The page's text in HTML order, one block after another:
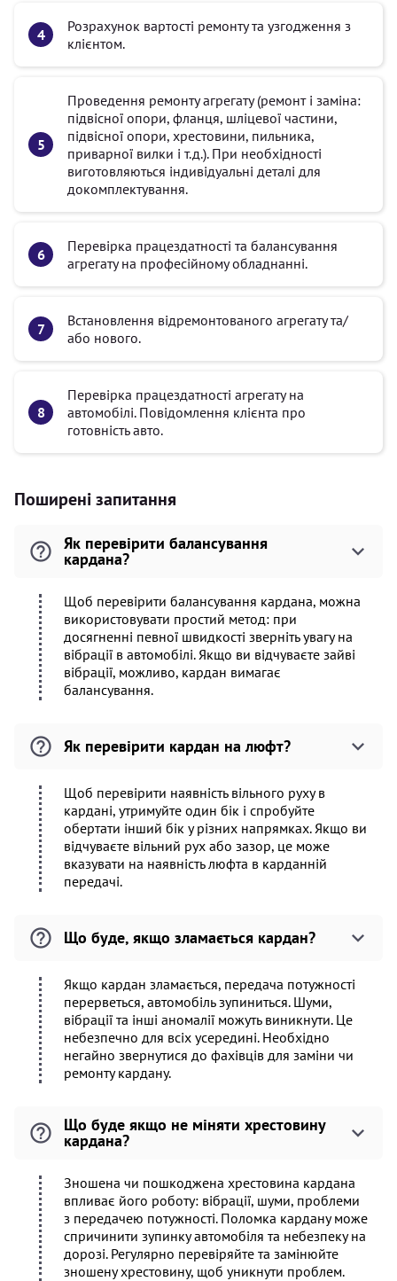
Розрахунок вартості ремонту та узгодження з
клієнтом.
Проведення ремонту агрегату (ремонт і заміна:
підвісної опори, фланця, шліцевої частини,
підвісної опори, хрестовини, пильника,
приварної вилки і т.д.). При необхідності
виготовляються індивідуальні деталі для
докомплектування.
Перевірка працездатності та балансування
агрегату на професійному обладнанні.
Встановлення відремонтованого агрегату та/
або нового.
Перевірка працездатності агрегату на
автомобілі. Повідомлення клієнта про
готовність авто.
Поширені запитання
Як перевірити балансування
кардана?
Щоб перевірити балансування кардана, можна
використовувати простий метод: при
досягненні певної швидкості зверніть увагу на
вібрації в автомобілі. Якщо ви відчуваєте зайві
вібрації, можливо, кардан вимагає
балансування.
Як перевірити кардан на люфт?
Щоб перевірити наявність вільного руху в
кардані, утримуйте один бік і спробуйте
обертати інший бік у різних напрямках. Якщо ви
відчуваєте вільний рух або зазор, це може
вказувати на наявність люфта в карданній
передачі.
Що буде, якщо зламається кардан?
Якщо кардан зламається, передача потужності
перерветься, автомобіль зупиниться. Шуми,
вібрації та інші аномалії можуть виникнути. Це
небезпечно для всіх усередині. Необхідно
негайно звернутися до фахівців для заміни чи
ремонту кардану.
Що буде якщо не міняти хрестовину
кардана?
Зношена чи пошкоджена хрестовина кардана
впливає його роботу: вібрації, шуми, проблеми
з передачею потужності. Поломка кардану може
спричинити зупинку автомобіля та небезпеку на
дорозі. Регулярно перевіряйте та замінюйте
зношену хрестовину, щоб уникнути проблем.